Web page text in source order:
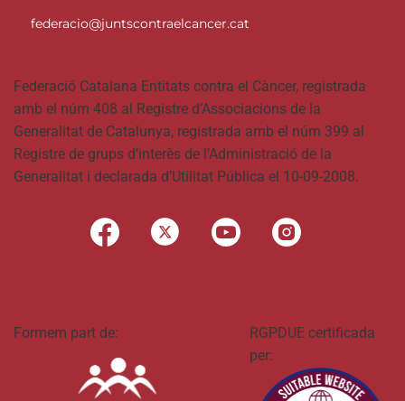
federacio@juntscontraelcancer.cat
Federació Catalana Entitats contra el Càncer, registrada
amb el núm 408 al Registre d’Associacions de la
Generalitat de Catalunya, registrada amb el núm 399 al
Registre de grups d’interès de l’Administració de la
Generalitat i declarada d’Utilitat Pública el 10-09-2008.
Formem part de:
RGPDUE certificada
per: